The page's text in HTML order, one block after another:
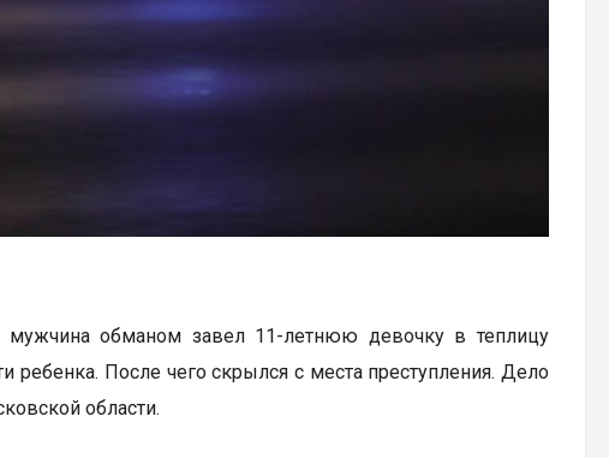
обманом завел 11-летнюю девочку в теплицу
ребенка. После чего скрылся с места преступления. Дело
области.